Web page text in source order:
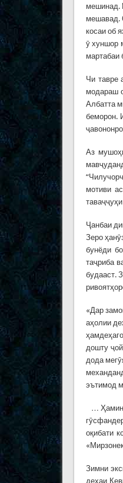
мешинад.
мешавад.
косаи об
ӯ хуншор
мартабаи
Чи тавре
модараш
Албатта
беморон.
Аз
мотиви
Ҷанбаи
Зеро
бунёди
таҷриба
будааст.
«Дар
аҳолии
дошту
дода
эътимод
… Ҳамин
оқибати
Зимни
деҳаи